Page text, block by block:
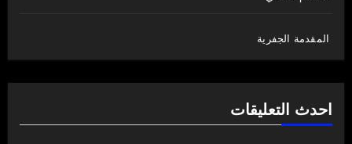
المقدمة الجفرية
احدث التعليقات